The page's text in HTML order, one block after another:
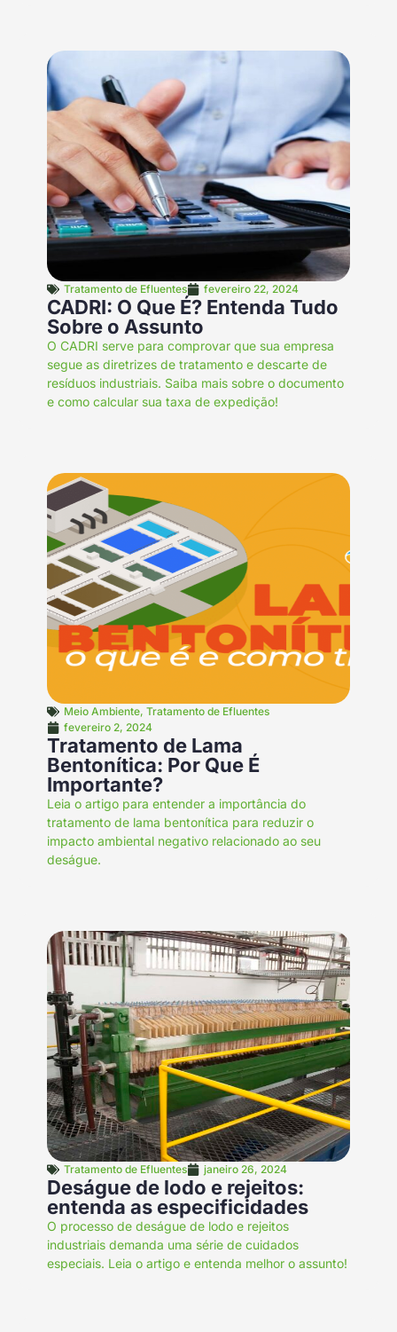
Tratamento de Efluentes fevereiro 22, 2024
CADRI: O Que É? Entenda Tudo
Sobre o Assunto
O CADRI serve para comprovar que sua empresa
segue as diretrizes de tratamento e descarte de
resíduos industriais. Saiba mais sobre o documento
e como calcular sua taxa de expedição!
Meio Ambiente, Tratamento de Efluentes
fevereiro 2, 2024
Tratamento de Lama
Bentonítica: Por Que É
Importante?
Leia o artigo para entender a importância do
tratamento de lama bentonítica para reduzir o
impacto ambiental negativo relacionado ao seu
deságue.
Tratamento de Efluentes janeiro 26, 2024
Deságue de lodo e rejeitos:
entenda as especificidades
O processo de deságue de lodo e rejeitos
industriais demanda uma série de cuidados
especiais. Leia o artigo e entenda melhor o assunto!